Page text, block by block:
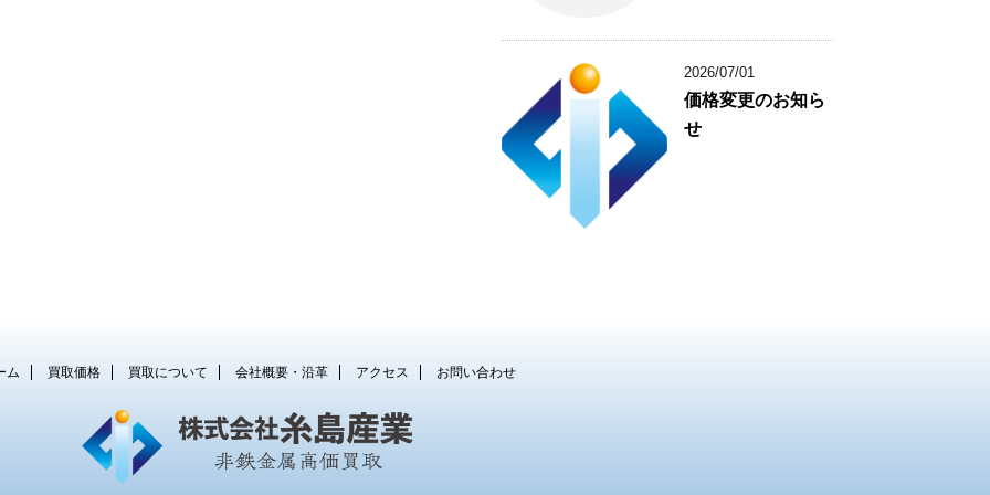
2026/07/01
価格変更のお知ら
せ
ム 買取価格 買取について 会社概要・沿革 アクセス お問い合わせ